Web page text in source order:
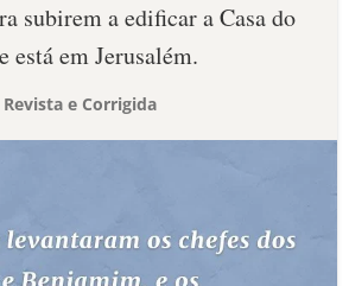
subirem a edificar a Casa do
está em Jerusalém.
e Corrigida